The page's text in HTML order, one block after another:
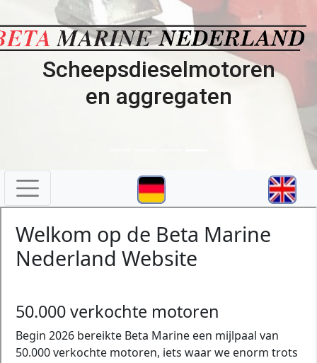
Scheepsdieselmotoren
en aggregaten